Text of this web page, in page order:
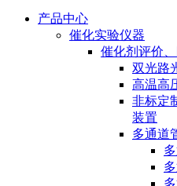
产品中心
催化实验仪器
催化剂评价
双光路
高温高
非标定
装置
多通道